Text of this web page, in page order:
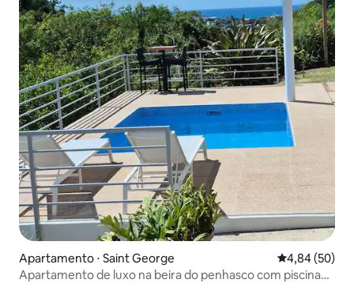
Apartamento ⋅ Saint George 4,84 de uma
4,84 (50)
Apartamento de luxo na beira do penhasco com piscina